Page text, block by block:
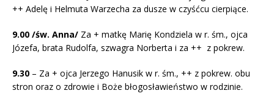
++ Adelę i Helmuta Warzecha za dusze w czyśćcu cierpiące.
9.00 /św. Anna/ Za + matkę Marię Kondziela w r. śm., ojca
Józefa, brata Rudolfa, szwagra Norberta i za ++ z pokrew.
9.30 – Za + ojca Jerzego Hanusik w r. śm., ++ z pokrew. obu
stron oraz o zdrowie i Boże błogosławieństwo w rodzinie.